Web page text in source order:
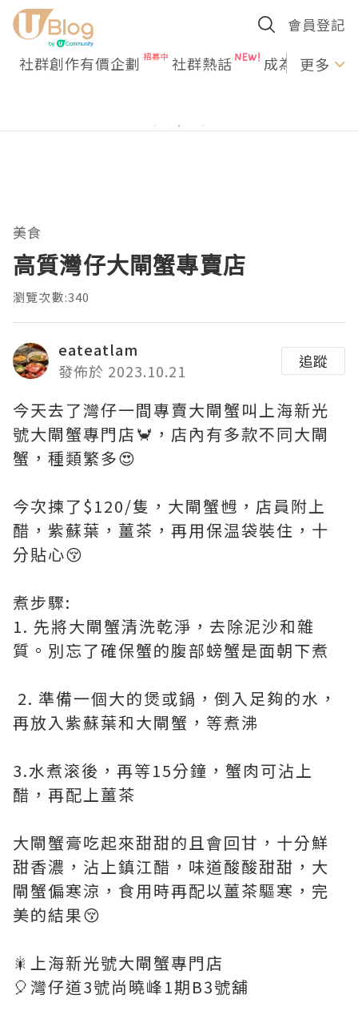
會員登記
社群創作有價企劃 社群熱話 成為U更多
美食
高質灣仔大閘蟹專賣店
瀏覽次數:340
eateatlam
發佈於 2023.10.21
追蹤
今天去了灣仔一間專賣大閘蟹叫上海新光
號大閘蟹專門店🦀，店內有多款不同大閘
蟹，種類繁多😍
今次揀了$120/隻，大閘蟹乸，店員附上
醋，紫蘇葉，薑茶，再用保温袋裝住，十
分貼心😚
煮步驟:
1. 先將大閘蟹清洗乾淨，去除泥沙和雜
質。別忘了確保蟹的腹部螃蟹是面朝下煮
2. 準備一個大的煲或鍋，倒入足夠的水，
再放入紫蘇葉和大閘蟹，等煮沸
3.水煮滚後，再等15分鐘，蟹肉可沾上
醋，再配上薑茶
大閘蟹膏吃起來甜甜的且會回甘，十分鮮
甜香濃，沾上鎮江醋，味道酸酸甜甜，大
閘蟹偏寒涼，食用時再配以薑茶驅寒，完
美的結果😚
🎇上海新光號大閘蟹專門店
🎈灣仔道3號尚曉峰1期B3號舖